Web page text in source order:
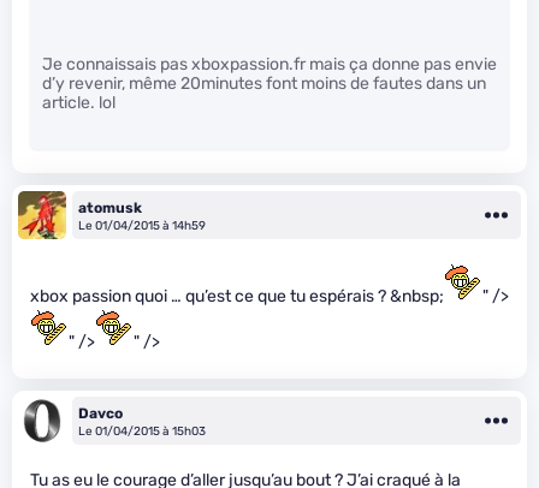
Je connaissais pas xboxpassion.fr mais ça donne pas envie
d’y revenir, même 20minutes font moins de fautes dans un
article. lol
atomusk
Le 01/04/2015 à 14h59
xbox passion quoi … qu’est ce que tu espérais ? &nbsp; " />
" /> " />
Davco
Le 01/04/2015 à 15h03
Tu as eu le courage d’aller jusqu’au bout ? J’ai craqué à la